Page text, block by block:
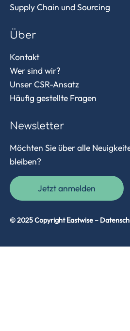
Supply Chain und Sourcing
Über
Kontakt
Wer sind wir?
Unser CSR-Ansatz
Häufig gestellte Fragen
Newsletter
Möchten Sie über alle
bleiben?
Jetzt anmelden
© 2025 Copyright Eastwise –